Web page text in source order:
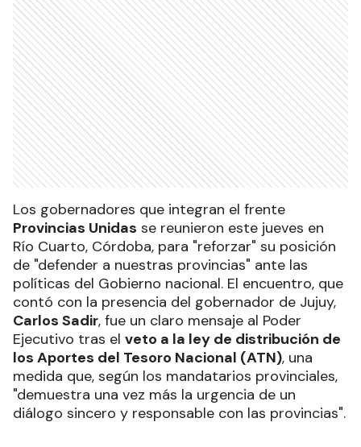
Los gobernadores que integran el frente
Provincias Unidas se reunieron este jueves en
Río Cuarto, Córdoba, para "reforzar" su posición
de "defender a nuestras provincias" ante las
políticas del Gobierno nacional. El encuentro, que
contó con la presencia del gobernador de Jujuy,
Carlos Sadir, fue un claro mensaje al Poder
Ejecutivo tras el veto a la ley de distribución de
los Aportes del Tesoro Nacional (ATN), una
medida que, según los mandatarios provinciales,
"demuestra una vez más la urgencia de un
diálogo sincero y responsable con las provincias".